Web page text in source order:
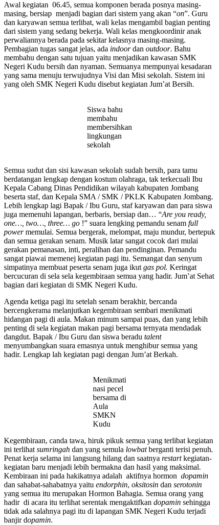
Awal kegiatan 06.45, semua komponen berada posnya masing-
masing, bersiap menjadi bagian dari sistem yang akan “on”. Guru
dan karyawan semua terlibat, wali kelas mengambil bagian penting
dari sistem yang sedang bekerja. Wali kelas mengkoordinir anak
perwaliannya berada pada sekitar kelasnya masing-masing.
Pembagian tugas sangat jelas, ada indoordan outdoor. Bahu
membahu dengan satu tujuan yaitu menjadikan kawasan SMK
Negeri Kudu bersih dan nyaman. Semuanya mempunyai kesadaran
yang sama menuju terwujudnya Visi dan Misi sekolah. Sistem ini
yang oleh SMK Negeri Kudu disebut kegiatan Jum’at Bersih.
Siswa bahu
membahu
membersihkan
lingkungan
sekolah
Semua sudut dan sisi kawasan sekolah sudah bersih, para tamu
berdatangan lengkap dengan kostum olahraga, tak terkecuali Ibu
Kepala Cabang Dinas Pendidikan wilayah kabupaten Jombang
beserta staf, dan Kepala SMA / SMK / PKLK Kabupaten Jombang.
Lebih lengkap lagi Bapak / Ibu Guru, staf karyawan dan para siswa
juga memenuhi lapangan, berbaris, bersiap dan… “Are you ready,
one…, two…, three… go !” suara lengking pemandu senam full
powermemulai. Semua bergerak, melompat, maju mundur, bertepuk
dan semua gerakan senam. Musik latar sangat cocok dari mulai
gerakan pemanasan, inti, peralihan dan pendinginan. Pemandu
sangat piawai memenej kegiatan pagi itu. Semangat dan senyum
simpatinya membuat peserta senam juga ikut gas pol. Keringat
bercucuran di sela sela kegembiraan semua yang hadir. Jum’at Sehat
bagian dari kegiatan di SMK Negeri Kudu.
Agenda ketiga pagi itu setelah senam berakhir, bercanda
bercengkerama melanjutkan kegembiraan sembari menikmati
hidangan pagi di aula. Makan minum sampai puas, dan yang lebih
penting di sela kegiatan makan pagi bersama ternyata mendadak
dangdut. Bapak / Ibu Guru dan siswa beradu talent
menyumbangkan suara emasnya untuk menghibur semua yang
hadir. Lengkap lah kegiatan pagi dengan Jum’at Berkah.
Menikmati
nasi pecel
bersama di
Aula
SMKN
Kudu
Kegembiraan, canda tawa, hiruk pikuk semua yang terlibat kegiatan
ini terlihat sumringah dan yang semula lowbatberganti terisi penuh.
Penat kerja selama ini langsung hilang dan saatnya restartkegiatan-
kegiatan baru menjadi lebih bermakna dan hasil yang maksimal.
Kembiraan ini pada hakikatnya adalah aktifnya hormon dopamin
dan sahabat-sahabatnya yaitu endorphin, oksitosin dan serotonin
yang semua itu merupakan Hormon Bahagia. Semua orang yang
hadir di acara itu terlihat serentak mengaktifkan dopamin sehingga
tidak ada salahnya pagi itu di lapangan SMK Negeri Kudu terjadi
banjir dopamin.